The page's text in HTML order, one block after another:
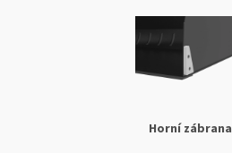
Horní zábrana